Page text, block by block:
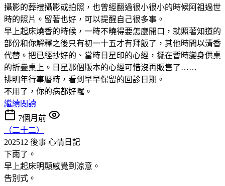
攝影的葬禮攝影或拍照，也曾經翻過很小很小的時候阿祖過世
時的照片。留著也好，可以提醒自己很多事。
早上起床燒香的時候，一時不曉得要怎麼開口，就照著知道的
部份和你解釋之後只有初一十五才有拜飯了，其他時間以清香
代替。把已經抄好的、當時日星印的心經，擺在暫時變身供桌
的折疊桌上。日星那個版本的心經可惜沒再販售了……
排明年行事曆時，看到早早保留的回診日期。
不用了，你的病都好囉。
繼續閱讀
7個月前
（二十二）
202512 後事 心情日記
下雨了。
早上起床明顯感覺到涼意。
告別式。